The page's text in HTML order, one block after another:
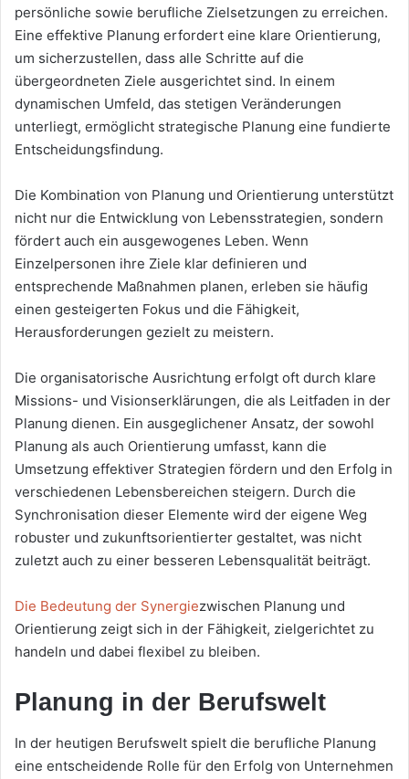
persönliche sowie berufliche Zielsetzungen zu erreichen.
Eine effektive Planung erfordert eine klare Orientierung,
um sicherzustellen, dass alle Schritte auf die
übergeordneten Ziele ausgerichtet sind. In einem
dynamischen Umfeld, das stetigen Veränderungen
unterliegt, ermöglicht strategische Planung eine fundierte
Entscheidungsfindung.
Die Kombination von Planung und Orientierung unterstützt
nicht nur die Entwicklung von Lebensstrategien, sondern
fördert auch ein ausgewogenes Leben. Wenn
Einzelpersonen ihre Ziele klar definieren und
entsprechende Maßnahmen planen, erleben sie häufig
einen gesteigerten Fokus und die Fähigkeit,
Herausforderungen gezielt zu meistern.
Die organisatorische Ausrichtung erfolgt oft durch klare
Missions- und Visionserklärungen, die als Leitfaden in der
Planung dienen. Ein ausgeglichener Ansatz, der sowohl
Planung als auch Orientierung umfasst, kann die
Umsetzung effektiver Strategien fördern und den Erfolg in
verschiedenen Lebensbereichen steigern. Durch die
Synchronisation dieser Elemente wird der eigene Weg
robuster und zukunftsorientierter gestaltet, was nicht
zuletzt auch zu einer besseren Lebensqualität beiträgt.
Die Bedeutung der Synergiezwischen Planung und
Orientierung zeigt sich in der Fähigkeit, zielgerichtet zu
handeln und dabei flexibel zu bleiben.
Planung in der Berufswelt
In der heutigen Berufswelt spielt die berufliche Planung
eine entscheidende Rolle für den Erfolg von Unternehmen